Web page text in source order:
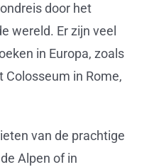
door het
wereld. Er zijn veel
in Europa, zoals
Colosseum in Rome,
van de prachtige
Alpen of in